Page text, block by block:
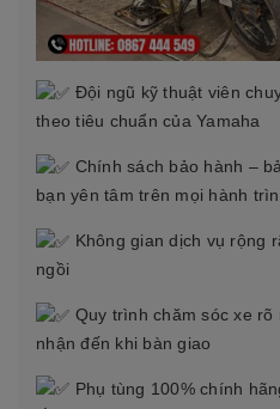
Đội ngũ kỹ thuật viên
theo tiêu chuẩn của Yamaha
Chính sách bảo hành –
bạn yên tâm trên mọi hành
Không gian dịch vụ rộng
ngồi
Quy trình chăm sóc xe
nhận đến khi bàn giao
Phụ tùng 100% chính